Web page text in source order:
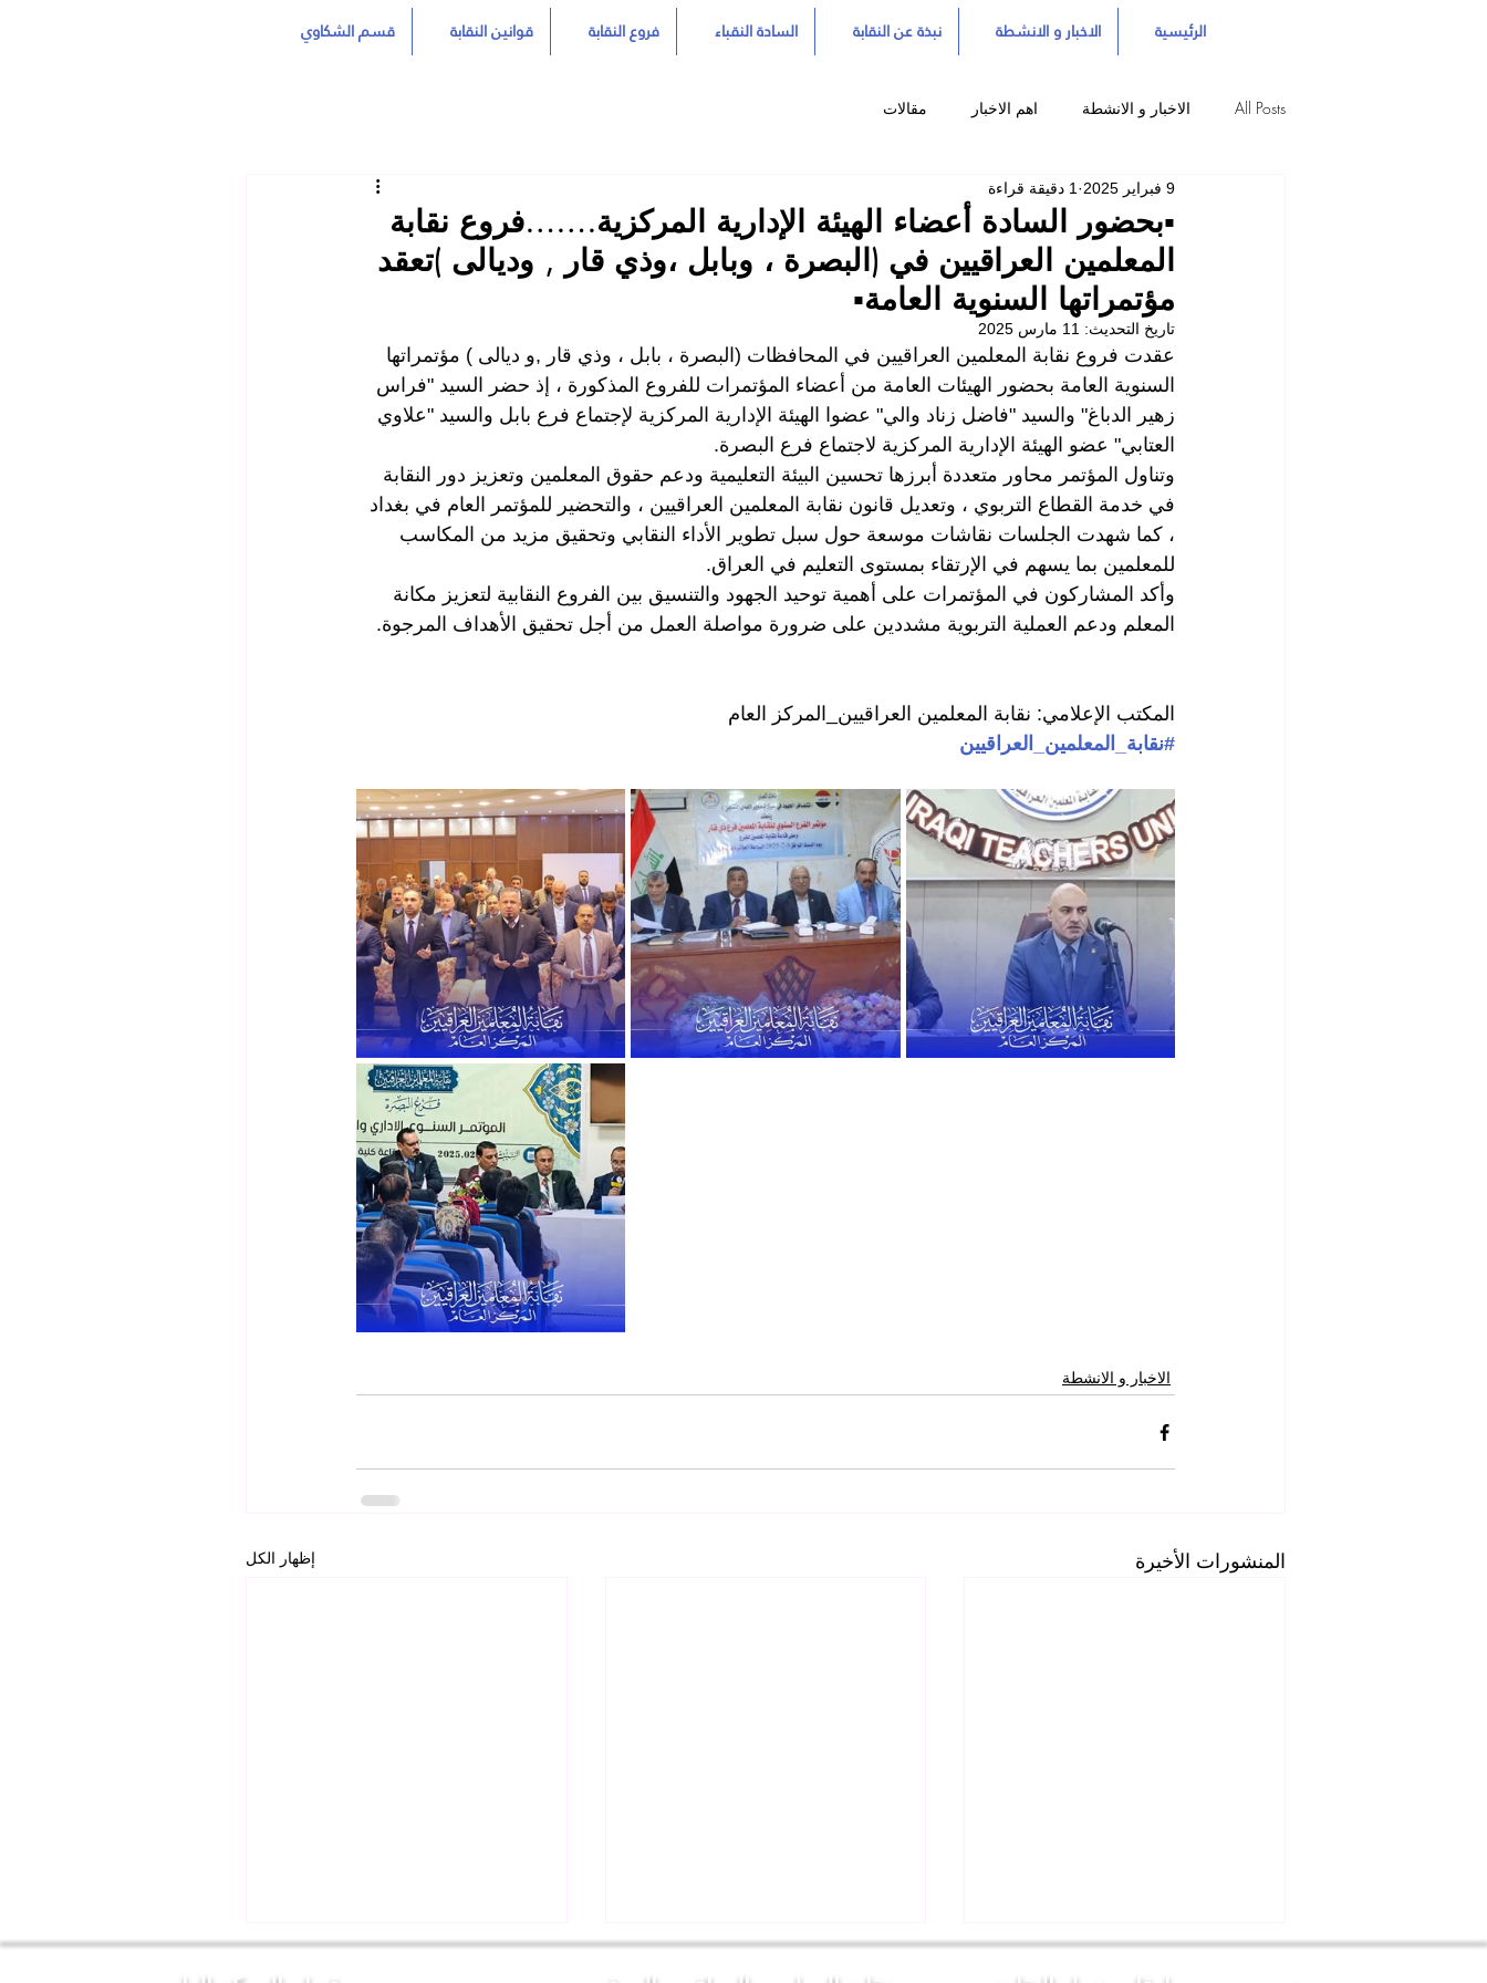
قسم الشكاوي قوانين النقابة فروع النقابة السادة النقباء نبذة عن النقابة الاخبار و الانشطة الرئيسية
All Posts الاخبار و الانشطة اهم الاخبار مقالات
▪️بحضور السادة أعضاء الهيئة الإدارية المركزية…….فروع نقابة
المعلمين العراقيين في (البصرة ، وبابل ،وذي قار , وديالى )تعقد
مؤتمراتها السنوية العامة▪️
9 فبراير 2025 1 دقيقة قراءة
تاريخ التحديث: 11 مارس 2025
عقدت فروع نقابة المعلمين العراقيين في المحافظات (البصرة ، بابل ، وذي قار ,و ديالى ) مؤتمراتها
السنوية العامة بحضور الهيئات العامة من أعضاء المؤتمرات للفروع المذكورة ، إذ حضر السيد "فراس
زهير الدباغ" والسيد "فاضل زناد والي" عضوا الهيئة الإدارية المركزية لإجتماع فرع بابل والسيد "علاوي
العتابي" عضو الهيئة الإدارية المركزية لاجتماع فرع البصرة.
وتناول المؤتمر محاور متعددة أبرزها تحسين البيئة التعليمية ودعم حقوق المعلمين وتعزيز دور النقابة
في خدمة القطاع التربوي ، وتعديل قانون نقابة المعلمين العراقيين ، والتحضير للمؤتمر العام في بغداد
، كما شهدت الجلسات نقاشات موسعة حول سبل تطوير الأداء النقابي وتحقيق مزيد من المكاسب
للمعلمين بما يسهم في الإرتقاء بمستوى التعليم في العراق.
وأكد المشاركون في المؤتمرات على أهمية توحيد الجهود والتنسيق بين الفروع النقابية لتعزيز مكانة
المعلم ودعم العملية التربوية مشددين على ضرورة مواصلة العمل من أجل تحقيق الأهداف المرجوة.
المكتب الإعلامي: نقابة المعلمين العراقيين_المركز العام
#نقابة_المعلمين_العراقيين
الاخبار و الانشطة
المنشورات الأخيرة إظهار الكل